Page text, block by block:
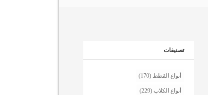
تصنيفات
أنواع القطط (170)
أنواع الكلاب (229)